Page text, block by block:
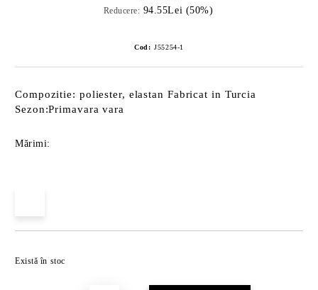
Reducere: 94.55Lei (50%)
Cod: J55254-1
Compozitie: poliester, elastan Fabricat in Turcia
Sezon:Primavara vara
Mărimi:
Există în stoc